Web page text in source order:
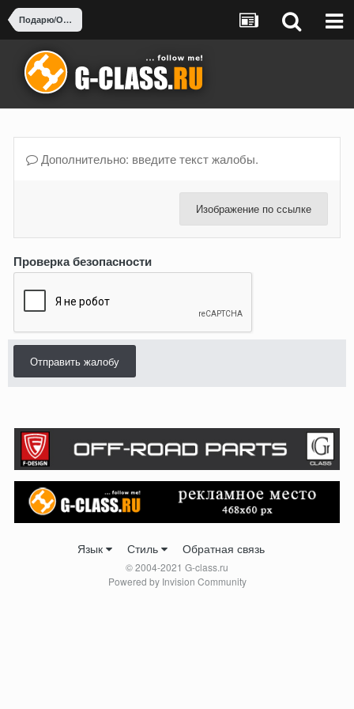
Подарю/Отдам за пиво-воды
Дополнительно: введите текст жалобы.
Изображение по ссылке
Проверка безопасности
Отправить жалобу
Язык Стиль Обратная связь
© 2004-2021 G-class.ru
Powered by Invision Community